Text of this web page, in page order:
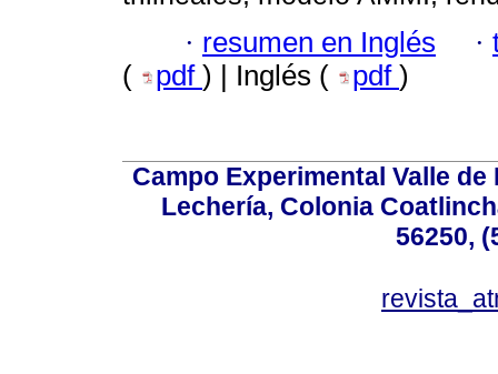
· resumen en Inglés ·
(
pdf ) | Inglés ( pdf )
Campo Experimental Valle
Lechería, Colonia
56250,